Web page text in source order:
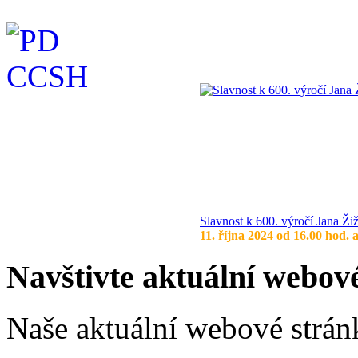
Slavnost k 600. výročí Jana
11. října 2024 od 16.00 hod.
Navštivte aktuální
Naše aktuální webové